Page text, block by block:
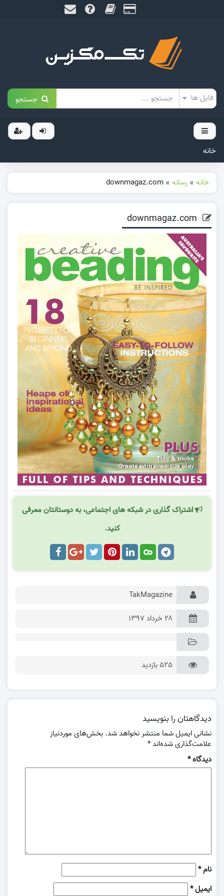
جستجو
خانه
خانه » رسانه »
downmagaz.com
اشتراک گذاری در شبکه های اجتماعی، به دوستانتان معرفی
کنید.
TakMagazine
۲۸ خرداد ۱۳۹۷
525 بازدید
دیدگاهتان را بنویسید
نشانی ایمیل شما منتشر نخواهد شد. بخش‌های موردنیاز
علامت‌گذاری شده‌اند*
دیدگاه*
نام*
ایمیل*